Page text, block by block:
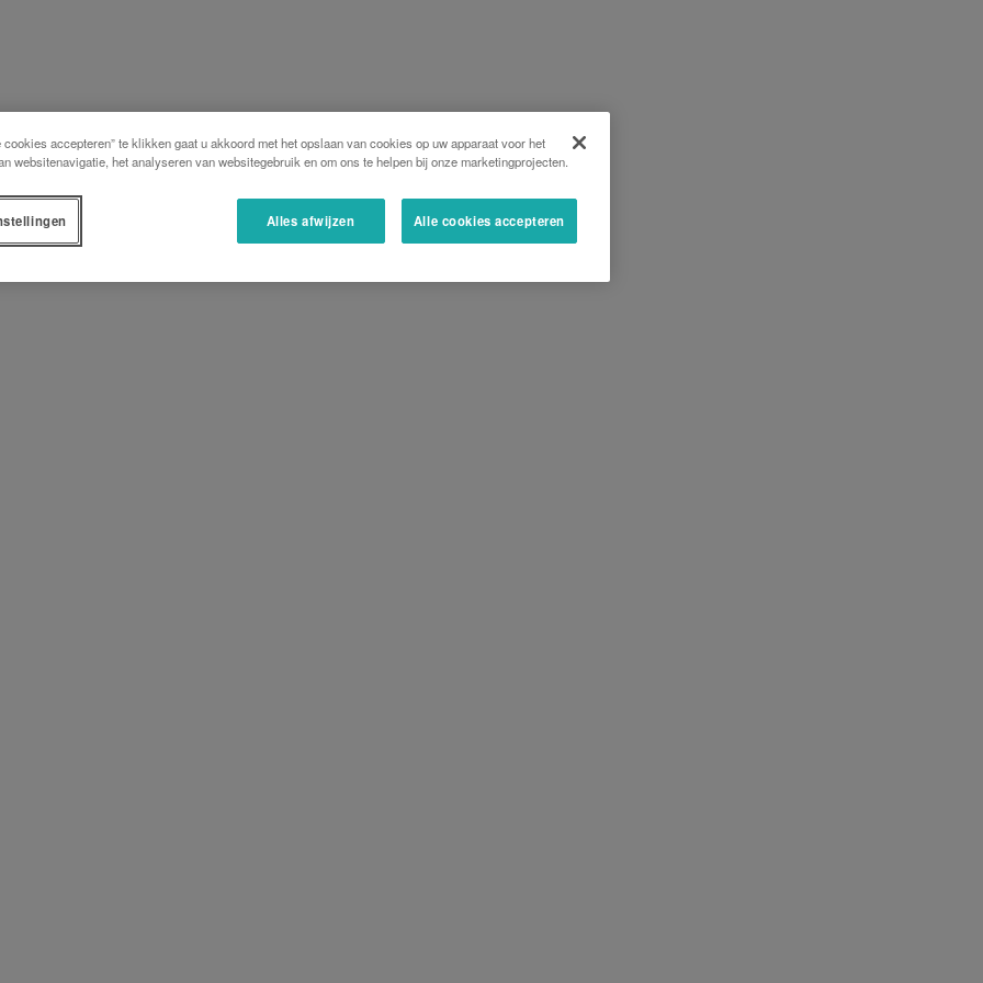
cookies accepteren” te klikken gaat u akkoord met het opslaan van cookies op uw apparaat voor het
websitenavigatie, het analyseren van websitegebruik en om ons te helpen bij onze marketingprojecten.
Alles afwijzen Alle cookies accepteren